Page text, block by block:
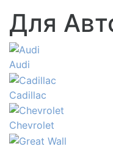
Для
Audi
Cadillac
Chevrolet